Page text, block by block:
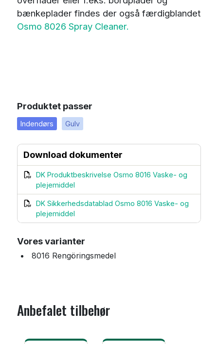
bænkeplader findes der også færdigblandet
Osmo 8026 Spray Cleaner.
Produktet passer
Indendørs Gulv
Download dokumenter
DK Produktbeskrivelse Osmo 8016 Vaske- og
plejemiddel
DK Sikkerhedsdatablad Osmo 8016 Vaske- og
plejemiddel
Vores varianter
8016 Rengöringsmedel
Anbefalet tilbehør